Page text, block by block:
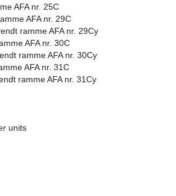
AFA nr. 25C
AFA nr. 29C
ramme AFA nr. 29Cy
AFA nr. 30C
ramme AFA nr. 30Cy
AFA nr. 31C
ramme AFA nr. 31Cy
units